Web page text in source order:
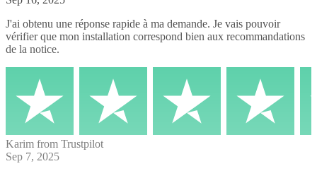
J'ai obtenu une réponse rapide à ma demande. Je vais pouvoir
vérifier que mon installation correspond bien aux recommandations
de la notice.
Karim from Trustpilot
Sep 7, 2025